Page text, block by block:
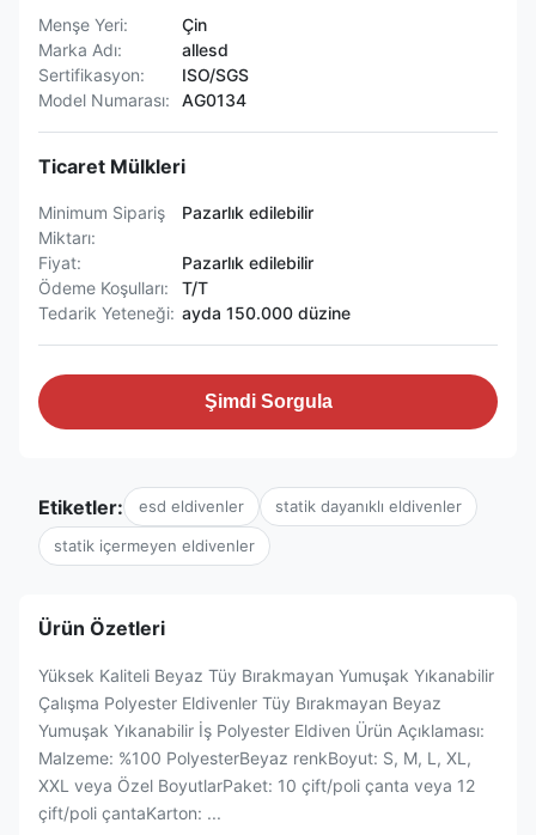
Menşe Yeri:
Çin
Marka Adı:
allesd
Sertifikasyon:
ISO/SGS
Model Numarası:
AG0134
Ticaret Mülkleri
Minimum Sipariş
Miktarı:
Pazarlık edilebilir
Fiyat:
Pazarlık edilebilir
Ödeme Koşulları:
T/T
Tedarik Yeteneği: ayda 150.000 düzine
Şimdi Sorgula
Etiketler: esd eldivenler statik dayanıklı eldivenler
statik içermeyen eldivenler
Ürün Özetleri
Yüksek Kaliteli Beyaz Tüy Bırakmayan Yumuşak Yıkanabilir
Çalışma Polyester Eldivenler Tüy Bırakmayan Beyaz
Yumuşak Yıkanabilir İş Polyester Eldiven Ürün Açıklaması:
Malzeme: %100 PolyesterBeyaz renkBoyut: S, M, L, XL,
XXL veya Özel BoyutlarPaket: 10 çift/poli çanta veya 12
çift/poli çantaKarton: ...